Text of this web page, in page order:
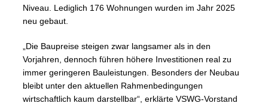
Niveau. Lediglich 176 Wohnungen wurden im Jahr 2025
neu gebaut.
„Die Baupreise steigen zwar langsamer als in den
Vorjahren, dennoch führen höhere Investitionen real zu
immer geringeren Bauleistungen. Besonders der Neubau
bleibt unter den aktuellen Rahmenbedingungen
wirtschaftlich kaum darstellbar“, erklärte VSWG-Vorstand